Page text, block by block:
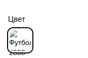
Цвет